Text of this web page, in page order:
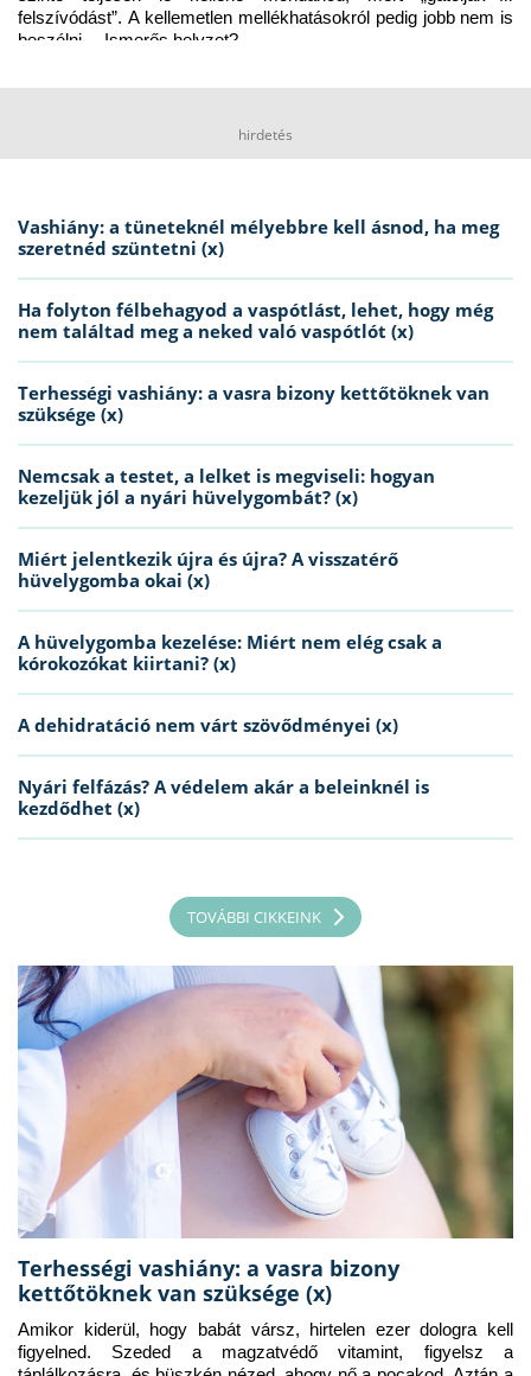
felszívódást”. A kellemetlen mellékhatásokról pedig jobb nem is
beszélni… Ismerős helyzet?
hirdetés
Vashiány: a tüneteknél mélyebbre kell ásnod, ha meg
szeretnéd szüntetni (x)
Ha folyton félbehagyod a vaspótlást, lehet, hogy még
nem találtad meg a neked való vaspótlót (x)
Terhességi vashiány: a vasra bizony kettőtöknek van
szüksége (x)
Nemcsak a testet, a lelket is megviseli: hogyan
kezeljük jól a nyári hüvelygombát? (x)
Miért jelentkezik újra és újra? A visszatérő
hüvelygomba okai (x)
A hüvelygomba kezelése: Miért nem elég csak a
kórokozókat kiirtani? (x)
A dehidratáció nem várt szövődményei (x)
Nyári felfázás? A védelem akár a beleinknél is
kezdődhet (x)
TOVÁBBI CIKKEINK
Terhességi vashiány: a vasra bizony
kettőtöknek van szüksége (x)
Amikor kiderül, hogy babát vársz, hirtelen ezer dologra kell
figyelned. Szeded a magzatvédő vitamint, figyelsz a